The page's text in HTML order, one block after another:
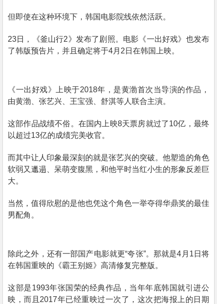
但即使在这种环境下，韩国电影院线依然活跃。
23日，《釜山行2》发布了剧照。电影《一出好戏》也发布
了韩版预告片，并且确定将于4月 2 日在韩国上映。
《一出好戏》上映于2018年，是黄渤首次当导演的作品，
由黄渤、张艺兴、王宝强、舒淇等人联合主演。
这部作品战绩不俗。在国内上映8天票房就过了10亿，最终
以超过13亿的成绩完美收官。
而其中让人印象最深刻的就是张艺兴的突破。他塑造的角色
软弱又邋遢、呆萌变腹黑，和他平时当红小生的形象反差巨
大。
当然，值得欣慰的是他也凭这个角色一举夺得华鼎奖的最佳
男配角。
除此之外，还有一部国产电影就更“夸张”。那就是4 月 1 日将
在韩国重映的《霸王别姬》高清修复完整版。
这部是1993年张国荣的经典作品，当年年底韩国就引进公
映，而且 2017年已经重映过一次了，这次把海报上的日期